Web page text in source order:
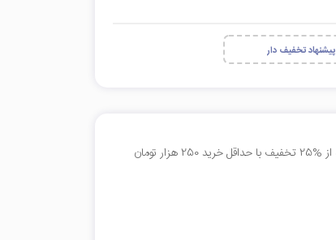
پیشنهاد تخفیف دار
بدون نیاز به کد تخفیف به مناسبت برگزاری نمایشگاه مجازی کتاب تهران، از %25 تخفیف با حداقل خرید 250 هزار تومان